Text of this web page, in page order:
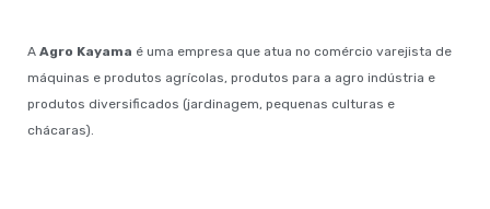
A Agro Kayama é uma empresa que atua no comércio varejista de
máquinas e produtos agrícolas, produtos para a agro indústria e
produtos diversificados (jardinagem, pequenas culturas e
chácaras).